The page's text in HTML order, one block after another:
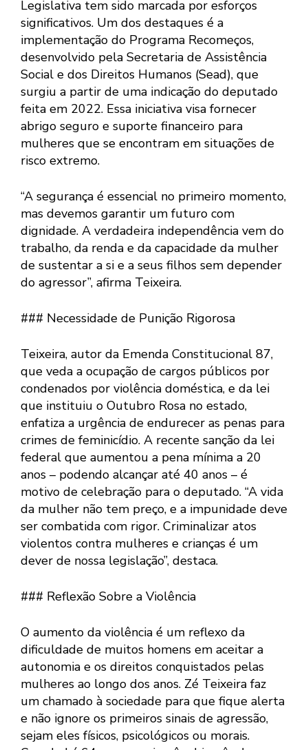
Legislativa tem sido marcada por esforços
significativos. Um dos destaques é a
implementação do Programa Recomeços,
desenvolvido pela Secretaria de Assistência
Social e dos Direitos Humanos (Sead), que
surgiu a partir de uma indicação do deputado
feita em 2022. Essa iniciativa visa fornecer
abrigo seguro e suporte financeiro para
mulheres que se encontram em situações de
risco extremo.
“A segurança é essencial no primeiro momento,
mas devemos garantir um futuro com
dignidade. A verdadeira independência vem do
trabalho, da renda e da capacidade da mulher
de sustentar a si e a seus filhos sem depender
do agressor”, afirma Teixeira.
### Necessidade de Punição Rigorosa
Teixeira, autor da Emenda Constitucional 87,
que veda a ocupação de cargos públicos por
condenados por violência doméstica, e da lei
que instituiu o Outubro Rosa no estado,
enfatiza a urgência de endurecer as penas para
crimes de feminicídio. A recente sanção da lei
federal que aumentou a pena mínima a 20
anos – podendo alcançar até 40 anos – é
motivo de celebração para o deputado. “A vida
da mulher não tem preço, e a impunidade deve
ser combatida com rigor. Criminalizar atos
violentos contra mulheres e crianças é um
dever de nossa legislação”, destaca.
### Reflexão Sobre a Violência
O aumento da violência é um reflexo da
dificuldade de muitos homens em aceitar a
autonomia e os direitos conquistados pelas
mulheres ao longo dos anos. Zé Teixeira faz
um chamado à sociedade para que fique alerta
e não ignore os primeiros sinais de agressão,
sejam eles físicos, psicológicos ou morais.